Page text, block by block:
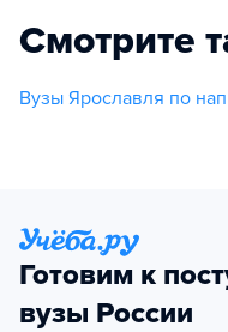
Смотрите
Вузы Ярославля по
Готовим к
вузы России